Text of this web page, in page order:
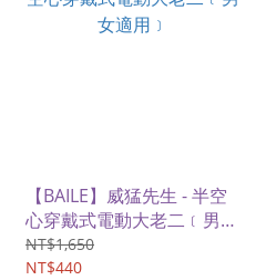
【BAILE】威猛先生 - 半空
心穿戴式電動大老二﹝男女
適用﹞
NT$1,650
NT$440